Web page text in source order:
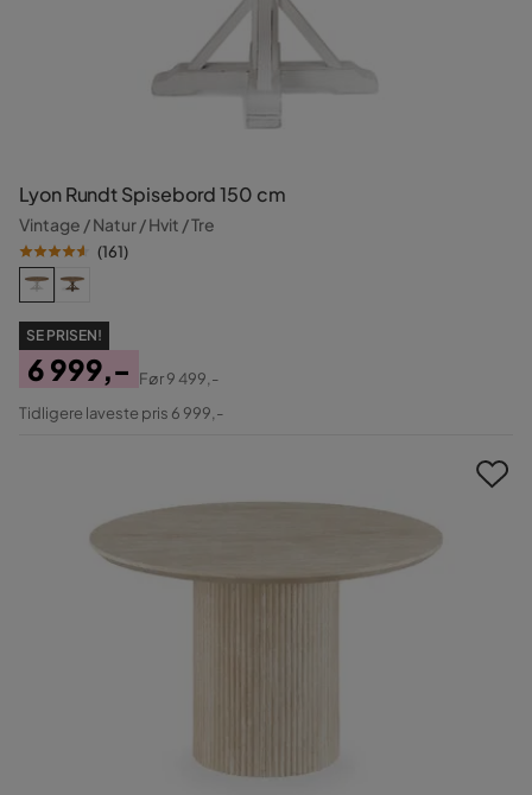
Lyon Rundt Spisebord 150 cm
Vintage / Natur / Hvit / Tre
(161)
SE PRISEN!
Pris
6 999,-
Original
Før9 499,-
Tidligere laveste pris 6 999,-